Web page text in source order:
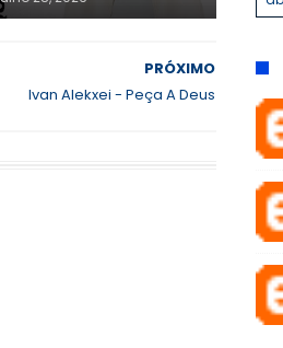
PRÓXIMO
Ivan Alekxei - Peça A Deus